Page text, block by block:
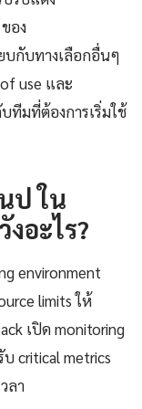
อง
บกับทางเลือกอื่นๆ
use และ
ทีมที่ต้องการเริ่มใช้
ป ใน
อะไร?
environment
limits ให้
เปิด monitoring
critical metrics
ลา